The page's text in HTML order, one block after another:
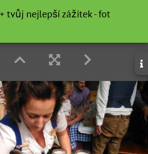
tvůj nejlepší zážitek - fotosoutěž